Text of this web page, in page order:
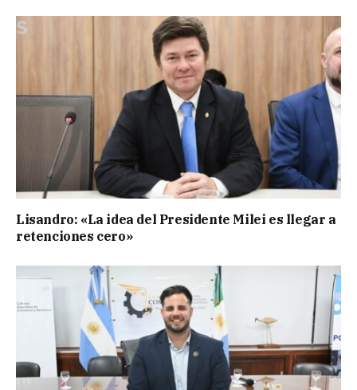
Lisandro: «La idea del Presidente Milei es llegar a
retenciones cero»